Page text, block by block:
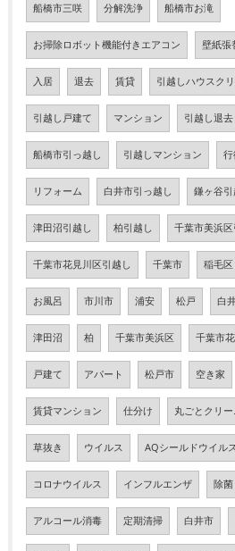
船橋市三咲 分解洗浄 船橋市お滝
お掃除ロボット機能付きエアコン 壁紙張
入居 退去 賃貸 引越しハウスク
引越し戸建て マンション 引越し退去
船橋市引っ越し 引越しマンション
リフォーム 白井市引っ越し 鎌ヶ谷引
津田沼引越し 柏引越し 千葉市美浜区
千葉市花見川区引越し 千葉市 稲毛区
お風呂 市川市 浦安 松戸 白
津田沼 柏 千葉市美浜区 千葉市
戸建て アパート 松戸市 空き家
賃貸マンション 仕分け 丸ごとクリ
草抜き ウイルス AQシールドウイル
コロナウイルス インフルエンザ 除菌
アルコール消毒 定期清掃 白井市